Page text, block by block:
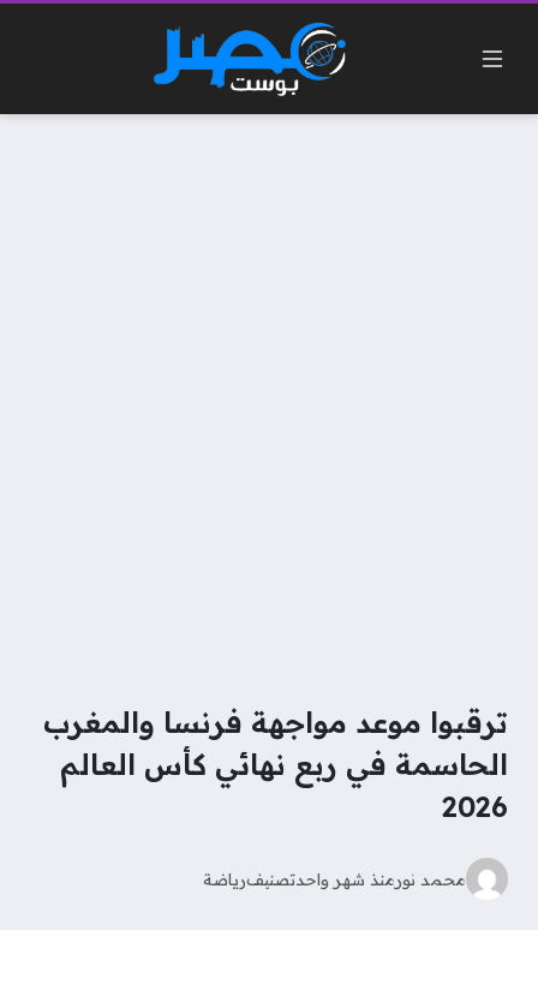
ترقبوا موعد مواجهة فرنسا والمغرب
الحاسمة في ربع نهائي كأس العالم
2026
محمد نورمنذ شهر واحدتصنيفرياضة